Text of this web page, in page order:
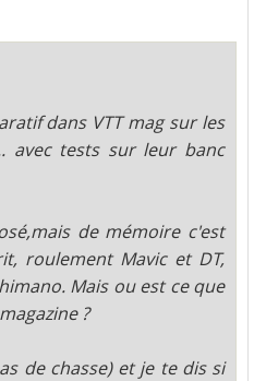
dans VTT mag sur les
avec tests sur leur banc
de mémoire c'est
roulement Mavic et DT,
Mais ou est ce que
?
de chasse) et je te dis si